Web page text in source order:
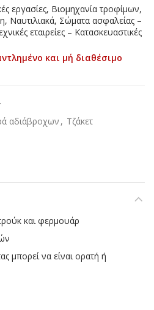
εργασίες, Βιομηχανία τροφίμων,
Ναυτιλιακά, Σώματα ασφαλείας –
εταιρείες – Κατασκευαστικές
και μή διαθέσιμο
αδιάβροχων , Τζάκετ
και φερμουάρ
μπορεί να είναι ορατή ή